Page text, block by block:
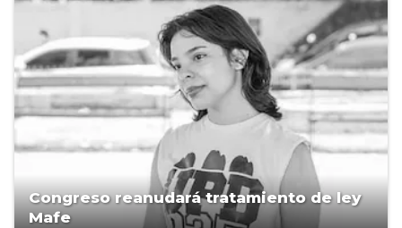
Congreso reanudará tratamiento de ley
Mafe